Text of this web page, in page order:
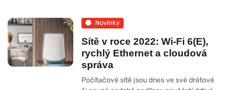
Novinky
Sítě v roce 2022: Wi-Fi 6(E),
rychlý Ethernet a cloudová
správa
Počítačové sítě jsou dnes ve své drátové